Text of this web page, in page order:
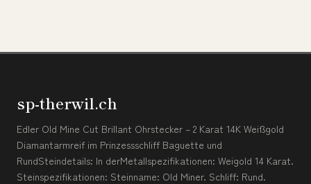
sp-therwil.ch
Edler Old Mine Cut Brillant Ohrstecker – 2 Karat 14K Weißgold
Diamantarmreif im Prinzessschliff Baguette und
RundSteindetails: In derMetallspezifikationen: Weigold 14 Karat.
Steinspezifikationen: Steinname: Old Miner. Schliff: Rund.